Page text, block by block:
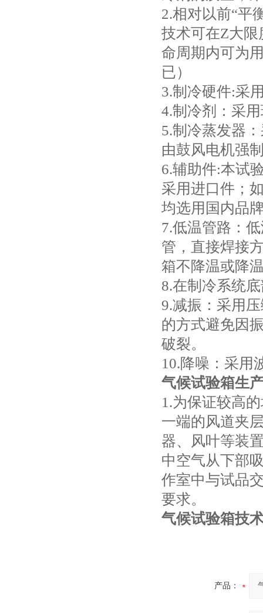
2.相对以前“平
技术可在Z大
命周期内可为
已）
3.制冷硬件:采
4.制冷剂：采
5.制冷蒸发器
由鼓风电机强
6.辅助件:本试
采用进口件；
均选用国内品
7.低温管路：
管，直接焊接
箱不降温或降
8.在制冷系统
9.减振：采用
的方式避免因
破裂。
10.降噪：采用
气候试验箱生
1.为保证较高
一端的风道夹
器、风叶等装
中空气从下部
作室中与试品
要求。
气候试验箱技
产品：